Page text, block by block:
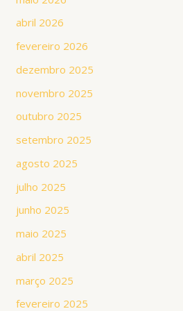
abril 2026
fevereiro 2026
dezembro 2025
novembro 2025
outubro 2025
setembro 2025
agosto 2025
julho 2025
junho 2025
maio 2025
abril 2025
março 2025
fevereiro 2025